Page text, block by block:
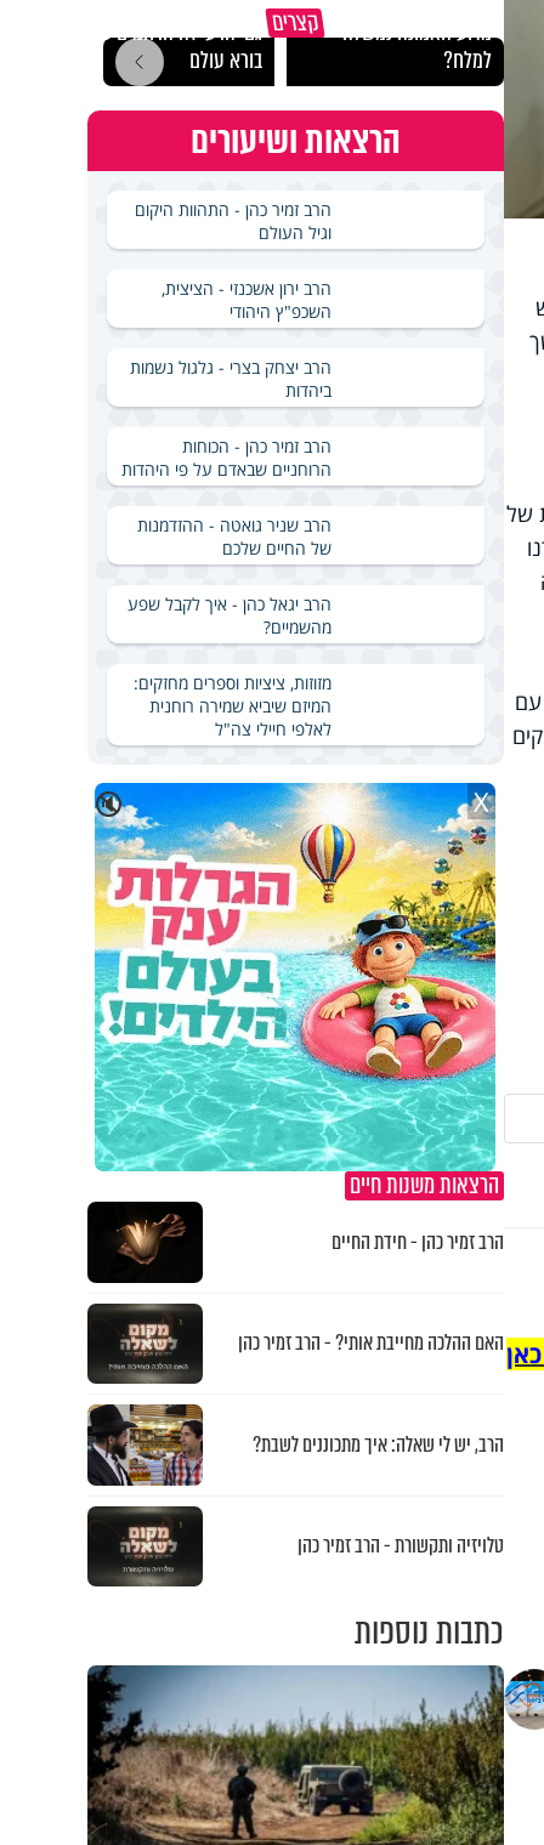
של
עם
קצרים
מדוע האמונה נמשלה
למלח?
גם ׳הרע׳ זה הרחמים של
בורא עולם
הרצאות ושיעורים
הרב זמיר כהן - התהוות היקום
וגיל העולם
הרב ירון אשכנזי - הציצית,
השכפ"ץ היהודי
הרב יצחק בצרי - גלגול נשמות
ביהדות
הרב זמיר כהן - הכוחות
הרוחניים שבאדם על פי היהדות
הרב שניר גואטה - ההזדמנות
של החיים שלכם
הרב יגאל כהן - איך לקבל שפע
מהשמיים?
מזוזות, ציציות וספרים מחזקים:
המיזם שיביא שמירה רוחנית
לאלפי חיילי צה"ל
🔇 X
הרצאות משנות חיים
הרב זמיר כהן - חידת החיים
האם ההלכה מחייבת אותי? - הרב זמיר כהן
הרב, יש לי שאלה: איך מתכוננים לשבת?
טלויזיה ותקשורת - הרב זמיר כהן
כתבות נוספות